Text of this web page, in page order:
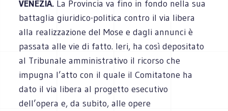
VENEZIA. La Provincia va fino in fondo nella sua
battaglia giuridico-politica contro il via libera
alla realizzazione del Mose e dagli annunci è
passata alle vie di fatto. Ieri, ha così depositato
al Tribunale amministrativo il ricorso che
impugna l’atto con il quale il Comitatone ha
dato il via libera al progetto esecutivo
dell’opera e, da subito, alle opere